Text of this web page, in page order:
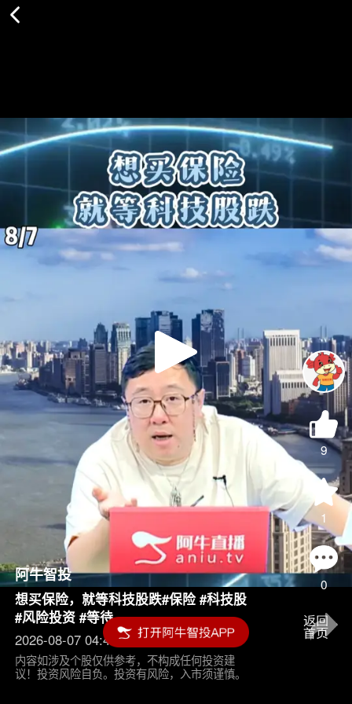
Play
Video
9
1
0
阿牛智投
想买保险，就等科技股跌#保险 #科技股
#风险投资 #等待
2026-08-07 04:45
内容如涉及个股仅供参考，不构成任何投资建
议！投资风险自负。投资有风险，入市须谨慎。